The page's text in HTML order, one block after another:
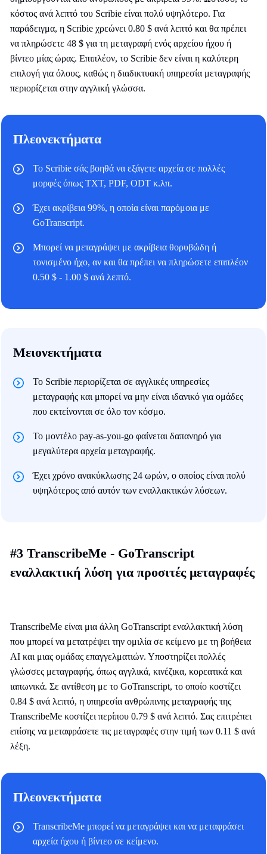
κόστος ανά λεπτό του Scribie είναι πολύ υψηλότερο. Για
παράδειγμα, η Scribie χρεώνει 0.80 $ ανά λεπτό και θα πρέπει
να πληρώσετε 48 $ για τη μεταγραφή ενός αρχείου ήχου ή
βίντεο μίας ώρας. Επιπλέον, το Scribie δεν είναι η καλύτερη
επιλογή για όλους, καθώς η διαδικτυακή υπηρεσία μεταγραφής
περιορίζεται στην αγγλική γλώσσα.
Πλεονεκτήματα
Το Scribie σάς βοηθά να εξάγετε αρχεία σε πολλές
μορφές όπως TXT, PDF, ODT κ.λπ.
Έχει ακρίβεια 99%, η οποία είναι παρόμοια με
GoTranscript.
Μπορεί να μεταγράψει με ακρίβεια θορυβώδη ή
τονισμένο ήχο, αν και θα πρέπει να πληρώσετε επιπλέον
0.50 $ - 1.00 $ ανά λεπτό.
Μειονεκτήματα
Το Scribie περιορίζεται σε αγγλικές υπηρεσίες
μεταγραφής και μπορεί να μην είναι ιδανικό για ομάδες
που εκτείνονται σε όλο τον κόσμο.
Το μοντέλο pay-as-you-go φαίνεται δαπανηρό για
μεγαλύτερα αρχεία μεταγραφής.
Έχει χρόνο ανακύκλωσης 24 ωρών, ο οποίος είναι πολύ
υψηλότερος από αυτόν των εναλλακτικών λύσεων.
#3 TranscribeMe - GoTranscript
εναλλακτική λύση για προσιτές μεταγραφές
TranscribeMe είναι μια άλλη GoTranscript εναλλακτική λύση
που μπορεί να μετατρέψει την ομιλία σε κείμενο με τη βοήθεια
AI και μιας ομάδας επαγγελματιών. Υποστηρίζει πολλές
γλώσσες μεταγραφής, όπως αγγλικά, κινέζικα, κορεατικά και
ιαπωνικά. Σε αντίθεση με το GoTranscript, το οποίο κοστίζει
0.84 $ ανά λεπτό, η υπηρεσία ανθρώπινης μεταγραφής της
TranscribeMe κοστίζει περίπου 0.79 $ ανά λεπτό. Σας επιτρέπει
επίσης να μεταφράσετε τις μεταγραφές στην τιμή των 0.11 $ ανά
λέξη.
Πλεονεκτήματα
TranscribeMe μπορεί να μεταγράψει και να μεταφράσει
αρχεία ήχου ή βίντεο σε κείμενο.